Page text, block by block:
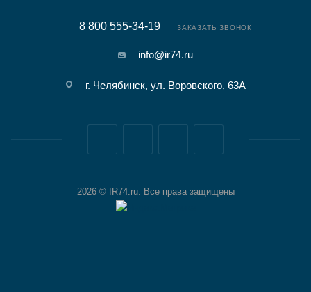
8 800 555-34-19 ЗАКАЗАТЬ ЗВОНОК
info@ir74.ru
г. Челябинск, ул. Воровского, 63А
2026 © IR74.ru. Все права защищены